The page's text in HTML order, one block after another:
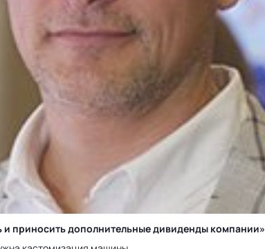
приносить дополнительные дивиденды компании»